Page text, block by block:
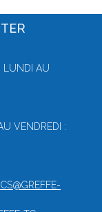
LUNDI AU
VENDREDI :